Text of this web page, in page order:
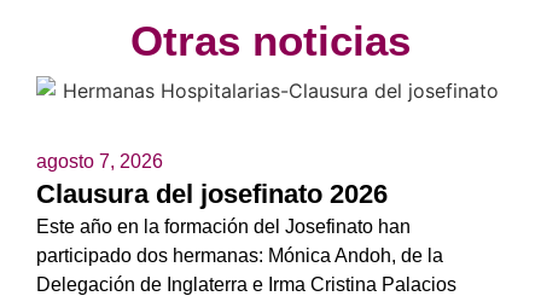
Otras noticias
agosto 7, 2026
Clausura del josefinato 2026
Este año en la formación del Josefinato han
participado dos hermanas: Mónica Andoh, de la
Delegación de Inglaterra e Irma Cristina Palacios